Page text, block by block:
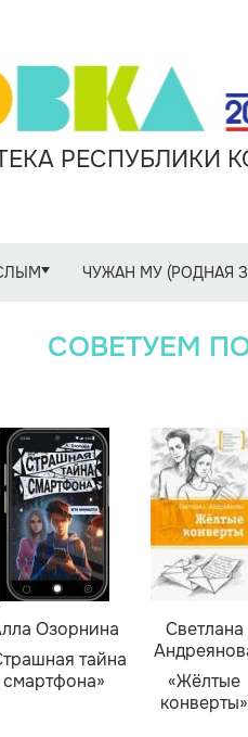
РЕСПУБЛИКИ
ЧУЖАН МУ (РОДНАЯ
СОВЕТУЕМ
Озорнина
тайна
смартфона»
Светлана
«Жёлтые
конверты»